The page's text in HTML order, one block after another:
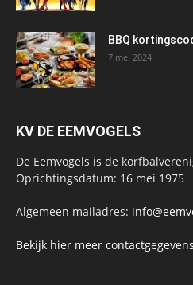
BBQ
7 mei 2024
KV DE EEMVOGELS
De Eemvogels is de
Oprichtingsdatum: 16 mei 1975
Algemeen mailadres:
Bekijk hier meer